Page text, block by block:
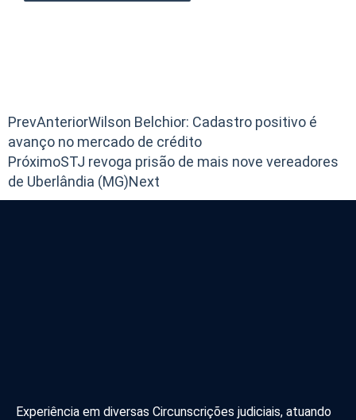
PrevAnteriorWilson Belchior: Cadastro positivo é
avanço no mercado de crédito
PróximoSTJ revoga prisão de mais nove vereadores
de Uberlândia (MG)Next
Experiência em diversas Circunscrições judiciais, atuando